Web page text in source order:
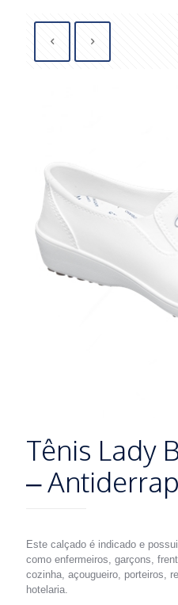
Tênis Lady
–
Este calçado é indicado e
como enfermeiros, garçons,
cozinha, açougueiro, porteiros,
hotelaria.